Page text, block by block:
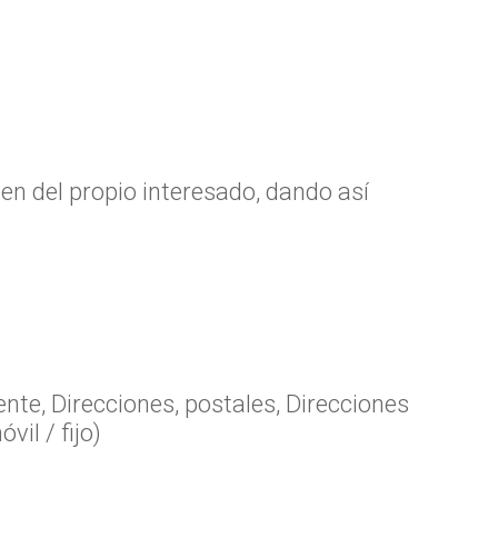
del propio interesado, dando así
Direcciones, postales, Direcciones
/ fijo)